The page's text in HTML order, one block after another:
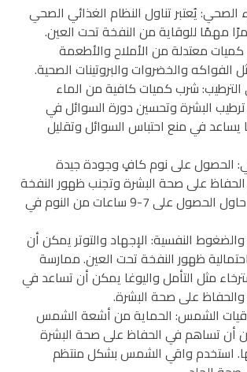
الصحي: يُعتبر تناول النظام الغذائي الصحي
مهمًا للوقاية من النفخة تحت العين.
معتدلة من الأملاح والأطعمة
الفواكه والخضروات والبروتينات الصحية.
الترطيب: شرب كميات كافية من الماء
البشرة وتحسين دورة السوائل في
يساعد في منع احتباس السوائل وتقليل
الحصول على نوم كافٍ وجودة جيدة
على صحة البشرة وتجنب ظهور النفخة
تحت العين. حاول الحصول على 7-9 ساعات من النوم في
والضغوط النفسية: الإجهاد والتوتر يمكن أن
ظهور النفخة تحت العين. ممارسة
مثل التأمل واليوغا يمكن أن تساعد في
والحفاظ على صحة البشرة.
الشمس: الحماية من أشعة الشمس
أن تساهم في الحفاظ على صحة البشرة
استخدم واقي الشمس بشكل منتظم